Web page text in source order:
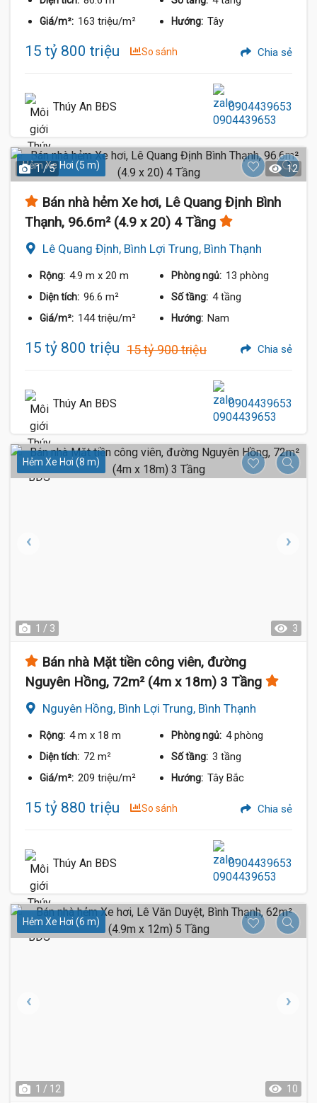
Giá/m²: 163 triệu/m² Hướng: Tây
15 tỷ 800 triệu So sánh Chia sẻ
Thúy An BĐS 0904439653
Hẻm Xe Hơi (5 m)
1 / 5 12
Bán nhà hẻm Xe hơi, Lê Quang Định Bình
Thạnh, 96.6m² (4.9 x 20) 4 Tầng
Lê Quang Định, Bình Lợi Trung, Bình Thạnh
Rộng: 4.9 m x 20 m Phòng ngủ: 13 phòng
Diện tích: 96.6 m² Số tầng: 4 tầng
Giá/m²: 144 triệu/m² Hướng: Nam
15 tỷ 800 triệu 15 tỷ 900 triệu Chia sẻ
Thúy An BĐS 0904439653
Hẻm Xe Hơi (8 m)
1 / 3 3
Bán nhà Mặt tiền công viên, đường
Nguyên Hồng, 72m² (4m x 18m) 3 Tầng
Nguyên Hồng, Bình Lợi Trung, Bình Thạnh
Rộng: 4 m x 18 m Phòng ngủ: 4 phòng
Diện tích: 72 m² Số tầng: 3 tầng
Giá/m²: 209 triệu/m² Hướng: Tây Bắc
15 tỷ 880 triệu So sánh Chia sẻ
Thúy An BĐS 0904439653
Hẻm Xe Hơi (6 m)
1 / 12 10